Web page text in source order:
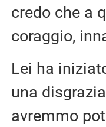
credo che a
coraggio,
Lei ha
una
avremmo